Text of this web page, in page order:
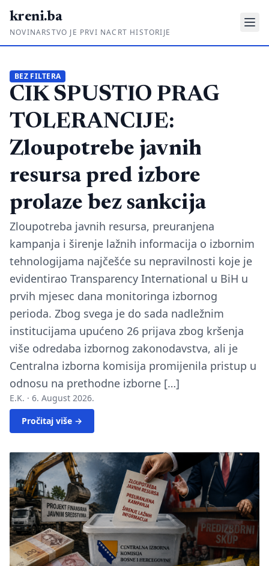
kreni.ba
NOVINARSTVO JE PRVI NACRT HISTORIJE
Priče sa ruba
Ponos i glas
Daljinski u ruke
Romski put
O nama
Impressum
Kontakt
BEZ FILTERA
CIK SPUSTIO PRAG
TOLERANCIJE:
Zloupotrebe javnih
resursa pred izbore
prolaze bez sankcija
Zloupotreba javnih resursa, preuranjena
kampanja i širenje lažnih informacija o izbornim
tehnologijama najčešće su nepravilnosti koje je
evidentirao Transparency International u BiH u
prvih mjesec dana monitoringa izbornog
perioda. Zbog svega je do sada nadležnim
institucijama upućeno 26 prijava zbog kršenja
više odredaba izbornog zakonodavstva, ali je
Centralna izborna komisija promijenila pristup u
odnosu na prethodne izborne […]
E.K. · 6. August 2026.
Pročitaj više →